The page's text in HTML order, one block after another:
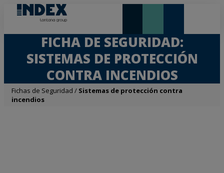
FICHA DE SEGURIDAD:
SISTEMAS DE PROTECCIÓN
CONTRA INCENDIOS
Fichas de Seguridad / Sistemas de protección contra
incendios